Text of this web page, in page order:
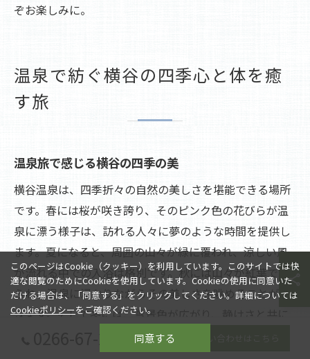
ぞお楽しみに。
温泉で紡ぐ横谷の四季心と体を癒
す旅
温泉旅で感じる横谷の四季の美
横谷温泉は、四季折々の自然の美しさを堪能できる場所
です。春には桜が咲き誇り、そのピンク色の花びらが温
泉に漂う様子は、訪れる人々に夢のような時間を提供し
ます。夏になると、周囲の山々が緑に覆われ、涼しい風
が流れる中での入浴は格別です。秋には山々が紅葉で彩
られ、温泉に浸かりながらその美しさを眺めることがで
きます。そして冬には、雪景色が広がり、静けさと共に
心身を癒してくれます。四季の変化を感じながらの温泉
旅は、心の安らぎと共に新たな発見をもたらしてくれる
このページはCookie（クッキー）を利用しています。このサイトでは快
適な閲覧のためにCookieを使用しています。Cookieの使用に同意いた
だける場合は、「同意する」をクリックしてください。詳細については
Cookieポリシーをご確認ください。
同意する